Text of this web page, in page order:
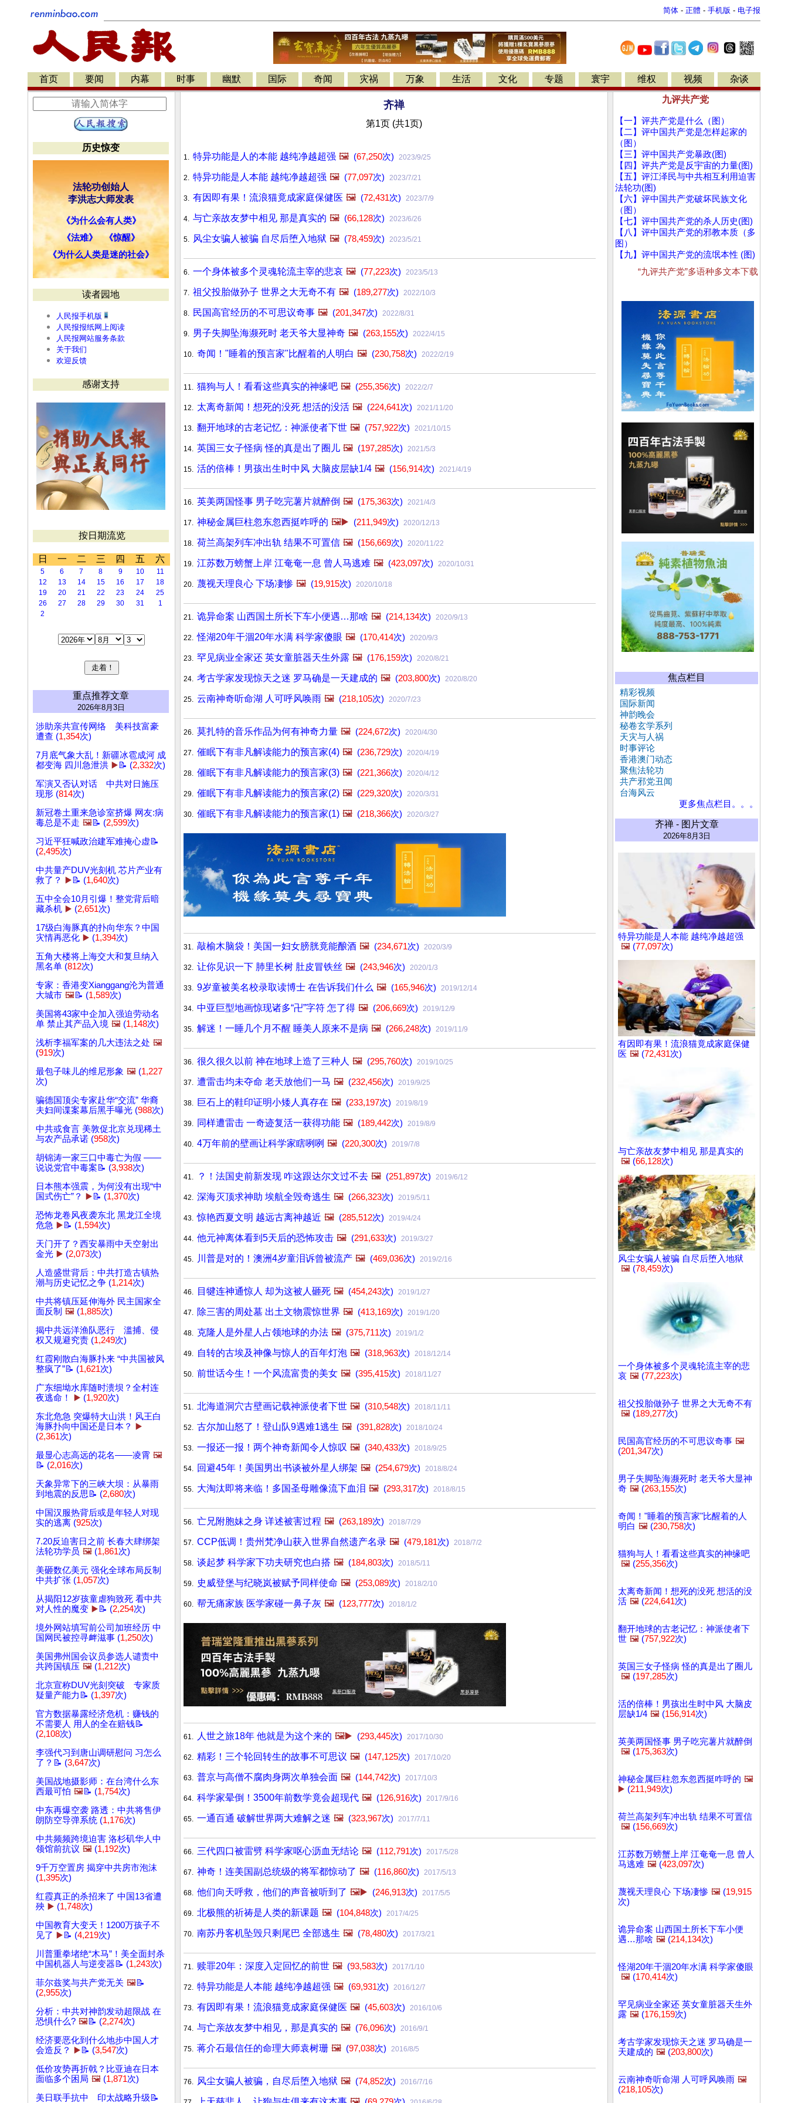
简体 - 正體 - 手机版 - 电子报
首页 要闻 内幕 时事 幽默 国际 奇闻 灾祸 万象 生活 文化 专题 寰宇 维权 视频 杂谈
历史惊变
法轮功创始人
李洪志大师发表
《为什么会有人类》
《法难》
《惊醒》
《为什么人类是迷的社会》
读者园地
人民报手机版
人民报报纸网上阅读
人民报网站服务条款
关于我们
欢迎反馈
感谢支持
按日期流览
日 一 二 三 四 五 六
5 6 7 8 9 10
11
12
13 14 15 16 17
18
19
20 21 22 23 24
25
26
27 28 29 30 31
1
2
重点推荐文章
2026年8月3日
涉助亲共宣传网络 美科技富豪
遭查 (1,354次)
7月底气象大乱！新疆冰雹成河 成
都变海 四川急泄洪 ▶️📝 (2,332次)
军演又否认对话 中共对日施压
现形 (814次)
新冠卷土重来急诊室挤爆 网友:病
毒总是不走 🖼️📝 (2,599次)
习近平狂喊政治建军难掩心虚📝
(2,495次)
中共量产DUV光刻机 芯片产业有
救了？
▶️📝 (1,640次)
五中全会10月引爆！整党背后暗
藏杀机 ▶️ (2,651次)
17级白海豚真的扑向华东？中国
灾情再恶化 ▶️ (1,394次)
五角大楼将上海交大和复旦纳入
黑名单 (812次)
专家：香港变Xianggang沦为普通
大城市 🖼️📝 (1,589次)
美国将43家中企加入强迫劳动名
单 禁止其产品入境 🖼️ (1,148次)
浅析李福军案的几大违法之处 🖼️
(919次)
最包子味儿的维尼形象 🖼️ (1,227
次)
骗德国顶尖专家赴华“交流” 华裔
夫妇间谍案幕后黑手曝光 (988次)
中共或食言 美敦促北京兑现稀土
与农产品承诺 (958次)
胡锦涛一家三口中毒亡为假 ——
说说党官中毒案📝 (3,938次)
日本熊本强震，为何没有出现“中
国式伤亡”？
▶️📝 (1,370次)
恐怖龙卷风夜袭东北 黑龙江全境
危急 ▶️📝 (1,594次)
天门开了？西安暴雨中天空射出
金光 ▶️ (2,073次)
人造盛世背后：中共打造古镇热
潮与历史记忆之争 (1,214次)
中共将镇压延伸海外 民主国家全
面反制 🖼️ (1,885次)
揭中共远洋渔队恶行 滥捕、侵
权又规避究责 (1,249次)
红霞刚散白海豚扑来 “中共国被风
整疯了”📝 (1,621次)
广东细坳水库随时溃坝？全村连
夜逃命！
▶️ (1,920次)
东北危急 突爆特大山洪！风王白
海豚扑向中国还是日本？
▶️
(2,361次)
最显心志高远的花名——凌霄 🖼️
📝 (2,016次)
天象异常下的三峡大坝：从暴雨
到地震的反思📝 (2,680次)
中国汉服热背后或是年轻人对现
实的逃离 (925次)
7.20反迫害日之前 长春大肆绑架
法轮功学员 🖼️ (1,861次)
美砸数亿美元 强化全球布局反制
中共扩张 (1,057次)
从揭阳12岁孩童虐狗致死 看中共
对人性的魔变 ▶️📝 (2,254次)
境外网站填写前公司加班经历 中
国网民被控寻衅滋事 (1,250次)
美国弗州国会议员参选人谴责中
共跨国镇压 🖼️ (1,212次)
北京宣称DUV光刻突破 专家质
疑量产能力📝 (1,397次)
官方数据暴露经济危机：赚钱的
不需要人 用人的全在赔钱📝
(2,108次)
李强代习到唐山调研慰问 习怎么
了？📝 (3,647次)
美国战地摄影师：在台湾什么东
西最可怕 🖼️📝 (1,754次)
中东再爆空袭 路透：中共将售伊
朗防空导弹系统 (1,176次)
中共频频跨境迫害 洛杉矶华人中
领馆前抗议 🖼️ (1,192次)
9千万空置房 揭穿中共房市泡沫
(1,395次)
红霞真正的杀招来了 中国13省遭
殃 ▶️ (1,748次)
中国教育大变天！1200万孩子不
见了 ▶️📝 (4,219次)
川普重拳堵绝“木马”！美全面封杀
中国机器人与逆变器📝 (1,243次)
菲尔兹奖与共产党无关 🖼️📝
(2,955次)
分析：中共对神韵发动超限战 在
恐惧什么? 🖼️📝 (2,274次)
经济要恶化到什么地步中国人才
会造反？
▶️📝 (3,547次)
低价攻势再折戟？比亚迪在日本
面临多个困局 🖼️ (1,871次)
美日联手抗中 印太战略升级📝
齐禅
第1页 (共1页)
1. 特异功能是人的本能 越纯净越超强 🖼️ (67,250次) 2023/9/25
2. 特异功能是人本能 越纯净越超强 🖼️ (77,097次) 2023/7/21
3. 有因即有果！流浪猫竟成家庭保健医 🖼️ (72,431次) 2023/7/9
4. 与亡亲故友梦中相见 那是真实的 🖼️ (66,128次) 2023/6/26
5. 风尘女骗人被骗 自尽后堕入地狱 🖼️ (78,459次) 2023/5/21
6. 一个身体被多个灵魂轮流主宰的悲哀 🖼️ (77,223次) 2023/5/13
7. 祖父投胎做孙子 世界之大无奇不有 🖼️ (189,277次) 2022/10/3
8. 民国高官经历的不可思议奇事 🖼️ (201,347次) 2022/8/31
9. 男子失脚坠海濒死时 老天爷大显神奇 🖼️ (263,155次) 2022/4/15
10. 奇闻！"睡着的预言家"比醒着的人明白 🖼️ (230,758次) 2022/2/19
11. 猫狗与人！看看这些真实的神缘吧 🖼️ (255,356次) 2022/2/7
12. 太离奇新闻！想死的没死 想活的没活 🖼️ (224,641次) 2021/11/20
13. 翻开地球的古老记忆：神派使者下世 🖼️ (757,922次) 2021/10/15
14. 英国三女子怪病 怪的真是出了圈儿 🖼️ (197,285次) 2021/5/3
15. 活的倍棒！男孩出生时中风 大脑皮层缺1/4 🖼️ (156,914次) 2021/4/19
16. 英美两国怪事 男子吃完薯片就醉倒 🖼️ (175,363次) 2021/4/3
17. 神秘金属巨柱忽东忽西挺咋呼的 🖼️▶️ (211,949次) 2020/12/13
18. 荷兰高架列车冲出轨 结果不可置信 🖼️ (156,669次) 2020/11/22
19. 江苏数万螃蟹上岸 江奄奄一息 曾人马逃难 🖼️ (423,097次) 2020/10/31
20. 蔑视天理良心 下场凄惨 🖼️ (19,915次) 2020/10/18
21. 诡异命案 山西国土所长下车小便遇…那啥 🖼️ (214,134次) 2020/9/13
22.怪湖20年干涸20年水满 科学家傻眼 🖼️ (170,414次) 2020/9/3
23. 罕见病业全家还 英女童脏器天生外露 🖼️ (176,159次) 2020/8/21
24. 考古学家发现惊天之迷 罗马确是一天建成的 🖼️ (203,800次) 2020/8/20
25. 云南神奇听命湖 人可呼风唤雨 🖼️ (218,105次) 2020/7/23
26. 莫扎特的音乐作品为何有神奇力量 🖼️ (224,672次) 2020/4/30
27. 催眠下有非凡解读能力的预言家(4) 🖼️ (236,729次) 2020/4/19
28. 催眠下有非凡解读能力的预言家(3) 🖼️ (221,366次) 2020/4/12
29. 催眠下有非凡解读能力的预言家(2) 🖼️ (229,320次) 2020/3/31
30. 催眠下有非凡解读能力的预言家(1) 🖼️ (218,366次) 2020/3/27
31. 敲榆木脑袋！美国一妇女膀胱竟能酿酒 🖼️ (234,671次) 2020/3/9
32. 让你见识一下 肺里长树 肚皮冒铁丝 🖼️ (243,946次) 2020/1/3
33. 9岁童被美名校录取读博士 在告诉我们什么 🖼️ (165,946次) 2019/12/14
34. 中亚巨型地画惊现诸多“卍”字符 怎了得 🖼️ (206,669次) 2019/12/9
35. 解迷！一睡几个月不醒 睡美人原来不是病 🖼️ (266,248次) 2019/11/9
36. 很久很久以前 神在地球上造了三种人 🖼️ (295,760次) 2019/10/25
37. 遭雷击均未夺命 老天放他们一马 🖼️ (232,456次) 2019/9/25
38. 巨石上的鞋印证明小矮人真存在 🖼️ (233,197次) 2019/8/19
39. 同样遭雷击 一奇迹复活一获得功能 🖼️ (189,442次) 2019/8/9
40. 4万年前的壁画让科学家瞎咧咧 🖼️ (220,300次) 2019/7/8
41. ？！法国史前新发现 咋这跟达尔文过不去 🖼️ (251,897次) 2019/6/12
42. 深海灭顶求神助 埃航全毁奇逃生 🖼️ (266,323次) 2019/5/11
43.惊艳西夏文明 越远古离神越近 🖼️ (285,512次) 2019/4/24
44. 他元神离体看到5天后的恐怖攻击 🖼️ (291,633次) 2019/3/27
45. 川普是对的！澳洲4岁童泪诉曾被流产 🖼️ (469,036次) 2019/2/16
46. 目犍连神通惊人 却为这被人砸死 🖼️ (454,243次) 2019/1/27
47. 除三害的周处墓 出土文物震惊世界 🖼️ (413,169次) 2019/1/20
48. 克隆人是外星人占领地球的办法 🖼️ (375,711次) 2019/1/2
49. 自转的古埃及神像与惊人的百年灯泡 🖼️ (318,963次) 2018/12/14
50. 前世话今生！一个风流富贵的美女 🖼️ (395,415次) 2018/11/27
51. 北海道洞穴古壁画记载神派使者下世 🖼️ (310,548次) 2018/11/11
52. 古尔加山怒了！登山队9遇难1逃生 🖼️ (391,828次) 2018/10/24
53. 一报还一报！两个神奇新闻令人惊叹 🖼️ (340,433次) 2018/9/25
54. 回避45年！美国男出书谈被外星人绑架 🖼️ (254,679次) 2018/8/24
55. 大淘汰即将来临！多国圣母雕像流下血泪 🖼️ (293,317次) 2018/8/15
56. 亡兄附胞妹之身 详述被害过程 🖼️ (263,189次) 2018/7/29
57. CCP低调！贵州梵净山获入世界自然遗产名录 🖼️ (479,181次) 2018/7/2
58. 谈起梦 科学家下功夫研究也白搭 🖼️ (184,803次) 2018/5/11
59. 史威登堡与纪晓岚被赋予同样使命 🖼️ (253,089次) 2018/2/10
60. 帮无痛家族 医学家碰一鼻子灰 🖼️ (123,777次) 2018/1/2
61. 人世之旅18年 他就是为这个来的 🖼️▶️ (293,445次) 2017/10/30
62. 精彩！三个轮回转生的故事不可思议 🖼️ (147,125次) 2017/10/20
63. 普京与高僧不腐肉身两次单独会面 🖼️ (144,742次) 2017/10/3
64. 科学家晕倒！3500年前数学竟会超现代 🖼️ (126,916次) 2017/9/16
65. 一通百通 破解世界两大难解之迷 🖼️ (323,967次) 2017/7/11
66. 三代四口被雷劈 科学家呕心沥血无结论 🖼️ (112,791次) 2017/5/28
67. 神奇！连美国副总统级的将军都惊动了 🖼️ (116,860次) 2017/5/13
68. 他们向天呼救，他们的声音被听到了 🖼️▶️ (246,913次) 2017/5/5
69. 北极熊的祈祷是人类的新课题 🖼️ (104,848次) 2017/4/25
70. 南苏丹客机坠毁只剩尾巴 全部逃生 🖼️ (78,480次) 2017/3/21
71. 赎罪20年：深度入定回忆的前世 🖼️ (93,583次) 2017/1/10
72. 特异功能是人本能 越纯净越超强 🖼️ (69,931次) 2016/12/7
73. 有因即有果！流浪猫竟成家庭保健医 🖼️ (45,603次) 2016/10/6
74. 与亡亲故友梦中相见，那是真实的 🖼️ (76,096次) 2016/9/1
75. 蒋介石最信任的命理大师袁树珊 🖼️ (97,038次) 2016/8/5
76. 风尘女骗人被骗，自尽后堕入地狱 🖼️ (74,852次) 2016/7/16
九评共产党
【一】评共产党是什么（图）
【二】评中国共产党是怎样起家的
（图）
【三】评中国共产党暴政(图)
【四】评共产党是反宇宙的力量(图)
【五】评江泽民与中共相互利用迫害
法轮功(图)
【六】评中国共产党破坏民族文化
（图）
【七】评中国共产党的杀人历史(图)
【八】评中国共产党的邪教本质（多
图）
【九】评中国共产党的流氓本性 (图)
“九评共产党”多语种多文本下载
焦点栏目
精彩视频
国际新闻
神韵晚会
秘卷玄学系列
天灾与人祸
时事评论
香港澳门动态
聚焦法轮功
共产邪党丑闻
台海风云
更多焦点栏目。。。
齐禅 - 图片文章
2026年8月3日
特异功能是人本能 越纯净越超强
🖼️ (77,097次)
有因即有果！流浪猫竟成家庭保健
医 🖼️ (72,431次)
与亡亲故友梦中相见 那是真实的
🖼️ (66,128次)
风尘女骗人被骗 自尽后堕入地狱
🖼️ (78,459次)
一个身体被多个灵魂轮流主宰的悲
哀 🖼️ (77,223次)
祖父投胎做孙子 世界之大无奇不有
🖼️ (189,277次)
民国高官经历的不可思议奇事 🖼️
(201,347次)
男子失脚坠海濒死时 老天爷大显神
奇 🖼️ (263,155次)
奇闻！"睡着的预言家"比醒着的人
明白 🖼️ (230,758次)
猫狗与人！看看这些真实的神缘吧
🖼️ (255,356次)
太离奇新闻！想死的没死 想活的没
活 🖼️ (224,641次)
翻开地球的古老记忆：神派使者下
世 🖼️ (757,922次)
英国三女子怪病 怪的真是出了圈儿
🖼️ (197,285次)
活的倍棒！男孩出生时中风 大脑皮
层缺1/4 🖼️ (156,914次)
英美两国怪事 男子吃完薯片就醉倒
🖼️ (175,363次)
神秘金属巨柱忽东忽西挺咋呼的 🖼️
▶️ (211,949次)
荷兰高架列车冲出轨 结果不可置信
🖼️ (156,669次)
江苏数万螃蟹上岸 江奄奄一息 曾人
马逃难 🖼️ (423,097次)
蔑视天理良心 下场凄惨 🖼️ (19,915
次)
诡异命案 山西国土所长下车小便
遇…那啥 🖼️ (214,134次)
怪湖20年干涸20年水满 科学家傻眼
🖼️ (170,414次)
罕见病业全家还 英女童脏器天生外
露 🖼️ (176,159次)
考古学家发现惊天之迷 罗马确是一
天建成的 🖼️ (203,800次)
云南神奇听命湖 人可呼风唤雨 🖼️
(218,105次)